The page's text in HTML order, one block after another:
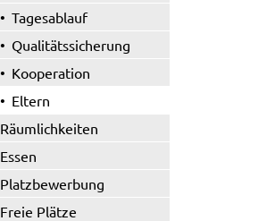
Tagesablauf
Qualitätssicherung
Kooperation
Eltern
Räumlichkeiten
Essen
Platzbewerbung
Freie Plätze